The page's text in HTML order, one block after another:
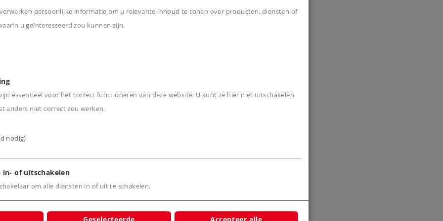
(voor het traject Nürnberg-Bamberg
het traject Nürnberg-Lichtenfels
met de huidige treinen)
en verlichtingsfuncties. Geregelde
stuurstandrijtuig A ingebouwd.
aangedreven. Antislipbanden.
met de rijrichting. Speciale,
wisselend driepunts frontsein en
te bedienen. Dubbele A-licht
geschakeld worden. Verlichting
persoonlijke informatie om u relevante inhoud te tonen over producten, diensten of
u geïnteresseerd zou kunnen zijn.
essentieel voor het correct functioneren van deze website. U kunt ze hier niet uitschakelen
anders niet correct zou werken.
nodig)
in- of uitschakelen
om alle diensten in of uit te schakelen.